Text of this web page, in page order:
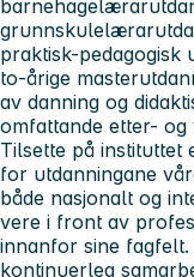
praktisk-pedagogisk
to-årige
av danning og
omfattande etter- og
Tilsette på
for utdanningane
både nasjonalt og
vere i front av
innanfor sine
kontinuerleg